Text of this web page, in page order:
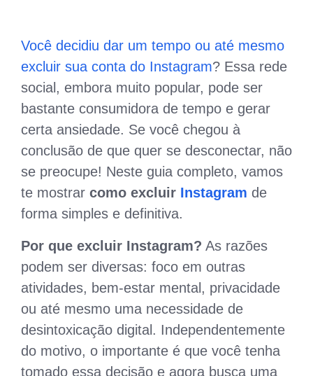
Você decidiu dar um tempo ou até mesmo
excluir sua conta do Instagram? Essa rede
social, embora muito popular, pode ser
bastante consumidora de tempo e gerar
certa ansiedade. Se você chegou à
conclusão de que quer se desconectar, não
se preocupe! Neste guia completo, vamos
te mostrar como excluir Instagram de
forma simples e definitiva.
Por que excluir Instagram? As razões
podem ser diversas: foco em outras
atividades, bem-estar mental, privacidade
ou até mesmo uma necessidade de
desintoxicação digital. Independentemente
do motivo, o importante é que você tenha
tomado essa decisão e agora busca uma